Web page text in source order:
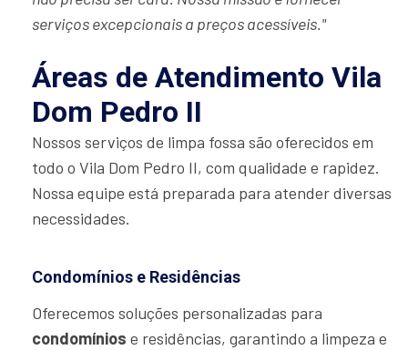
serviços excepcionais a preços acessíveis."
Áreas de Atendimento Vila
Dom Pedro II
Nossos serviços de limpa fossa são oferecidos em
todo o Vila Dom Pedro II, com qualidade e rapidez.
Nossa equipe está preparada para atender diversas
necessidades.
Condomínios e Residências
Oferecemos soluções personalizadas para
condomínios e residências, garantindo a limpeza e